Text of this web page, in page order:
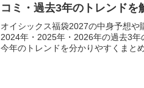
コミ・過去3年のトレンドを
オイシックス福袋2027の中身予想や
2024年・2025年・2026年の過去3年
今年のトレンドを分かりやすくまとめ